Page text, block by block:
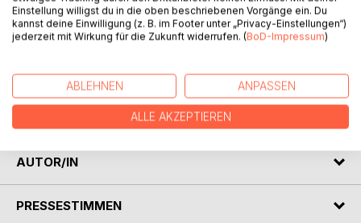
"Der magische Hase" ein Zauberhase lernt eine wichtige
Lektion über Ehrlichkeit und Verantwortung.
Gedankenwelt eines Kindes und verbindet Erlebtes und
Erfundenes zu Geschichten, die zum Lachen, Staunen und
AUTOR/IN
PRESSESTIMMEN
Einstellung willigst du in die oben beschriebenen Vorgänge ein. Du
kannst deine Einwilligung (z. B. im Footer unter „Privacy-Einstellungen“)
jederzeit mit Wirkung für die Zukunft widerrufen. (BoD-Impressum)
ABLEHNEN ANPASSEN
ALLE AKZEPTIEREN